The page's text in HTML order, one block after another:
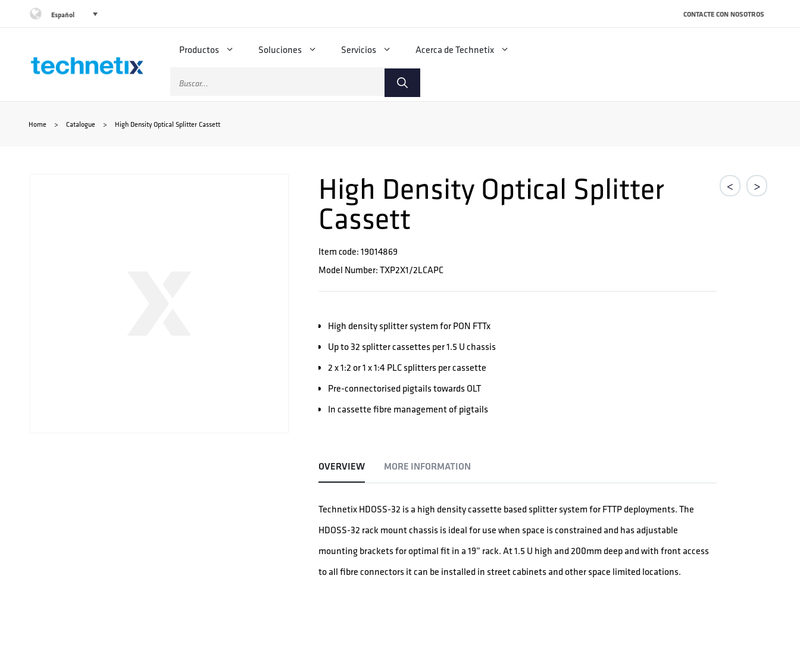
contenido
Español CONTACTE CON NOSOTROS
Productos Soluciones Servicios Acerca de Technetix
Buscar:
Home > Catalogue > High Density Optical Splitter Cassett
< >
High Density Optical Splitter
Cassett
Item code: 19014869
Model Number: TXP2X1/2LCAPC
High density splitter system for PON FTTx
Up to 32 splitter cassettes per 1.5 U chassis
2 x 1:2 or 1 x 1:4 PLC splitters per cassette
Pre-connectorised pigtails towards OLT
In cassette fibre management of pigtails
OVERVIEW MORE INFORMATION
Technetix HDOSS-32 is a high density cassette based splitter system for FTTP deployments. The
HDOSS-32 rack mount chassis is ideal for use when space is constrained and has adjustable
mounting brackets for optimal fit in a 19” rack. At 1.5 U high and 200mm deep and with front access
to all fibre connectors it can be installed in street cabinets and other space limited locations.